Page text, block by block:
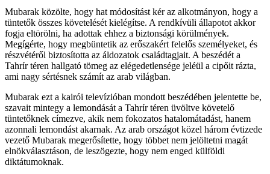
Mubarak közölte, hogy hat módosítást kér az alkotmányon, hogy a
tüntetők összes követelését kielégítse. A rendkívüli állapotot akkor
fogja eltörölni, ha adottak ehhez a biztonsági körülmények.
Megígérte, hogy megbüntetik az erőszakért felelős személyeket, és
részvétéről biztosította az áldozatok családtagjait. A beszédét a
Tahrír téren hallgató tömeg az elégedetlensége jeléül a cipőit rázta,
ami nagy sértésnek számít az arab világban.
Mubarak ezt a kairói televízióban mondott beszédében jelentette be,
szavait mintegy a lemondását a Tahrír téren üvöltve követelő
tüntetőknek címezve, akik nem fokozatos hatalomátadást, hanem
azonnali lemondást akarnak. Az arab országot közel három évtizede
vezető Mubarak megerősítette, hogy többet nem jelöltetni magát
elnökválasztáson, de leszögezte, hogy nem enged külföldi
diktátumoknak.